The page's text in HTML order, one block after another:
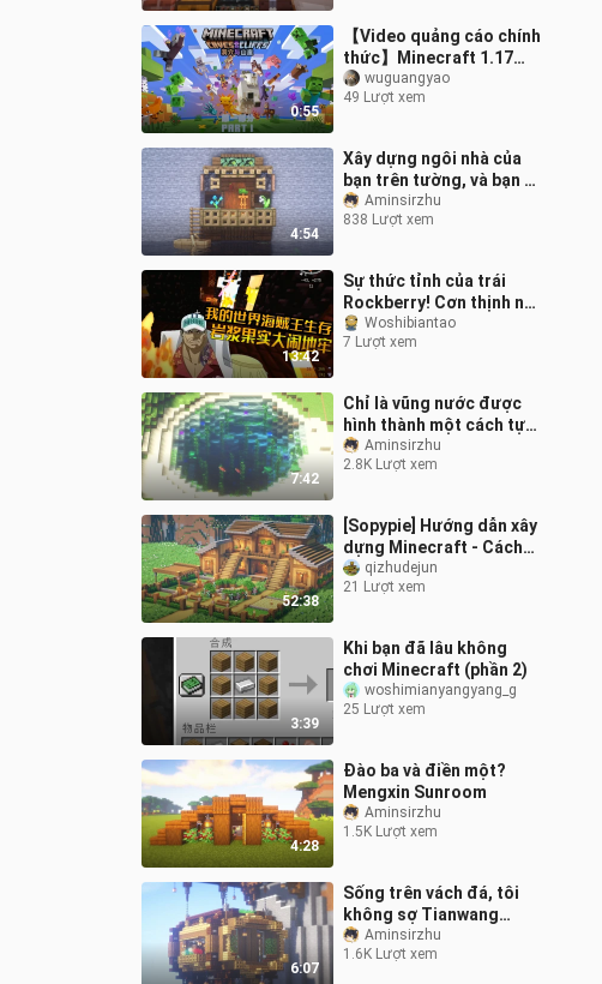
0:55
【Video quảng cáo chính
thức】Minecraft 1.17
“Hang động và Vách núi”
– Phần 1 đã ra mắt trên
wuguangyao
49 Lượt xem
4:54
Xây dựng ngôi nhà của
bạn trên tường, và bạn sẽ
không thể kéo nó ra!
Aminsirzhu
838 Lượt xem
13:42
Sự thức tỉnh của trái
Rockberry! Cơn thịnh nộ
của quái vật! Dungeon
Minecraft Vua Hải Tặc
Woshibiantao
7 Lượt xem
7:42
Chỉ là vũng nước được
hình thành một cách tự
nhiên?
Aminsirzhu
2.8K Lượt xem
52:38
[Sopypie] Hướng dẫn xây
dựng Minecraft - Cách
làm căn cứ gỗ sinh tồn
cho 2 người chơi
qizhudejun
21 Lượt xem
3:39
Khi bạn đã lâu không
chơi Minecraft (phần 2)
woshimianyangyang_g
25 Lượt xem
4:28
Đào ba và điền một?
Mengxin Sunroom
Aminsirzhu
1.5K Lượt xem
6:07
Sống trên vách đá, tôi
không sợ Tianwang
Laozi!Aminsirzhu
1.6K Lượt xem